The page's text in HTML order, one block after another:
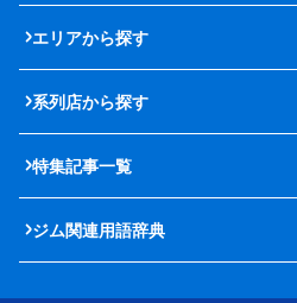
エリアから探す
系列店から探す
特集記事一覧
ジム関連用語辞典